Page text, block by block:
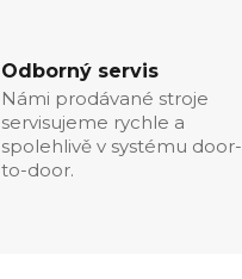
Odborný servis
Námi prodávané stroje
servisujeme rychle a
spolehlivě v systému door-
to-door.